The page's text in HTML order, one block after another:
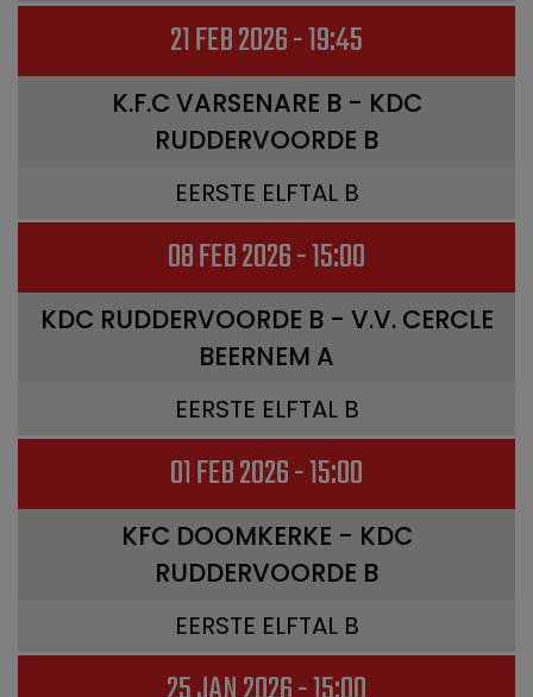
21 FEB 2026 - 19:45
K.F.C VARSENARE B - KDC
RUDDERVOORDE B
EERSTE ELFTAL B
08 FEB 2026 - 15:00
KDC RUDDERVOORDE B - V.V. CERCLE
BEERNEM A
EERSTE ELFTAL B
01 FEB 2026 - 15:00
KFC DOOMKERKE - KDC
RUDDERVOORDE B
EERSTE ELFTAL B